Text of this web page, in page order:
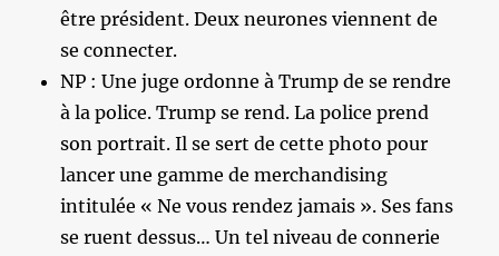
être président. Deux neurones viennent de
se connecter.
NP : Une juge ordonne à Trump de se rendre
à la police. Trump se rend. La police prend
son portrait. Il se sert de cette photo pour
lancer une gamme de merchandising
intitulée « Ne vous rendez jamais ». Ses fans
se ruent dessus… Un tel niveau de connerie